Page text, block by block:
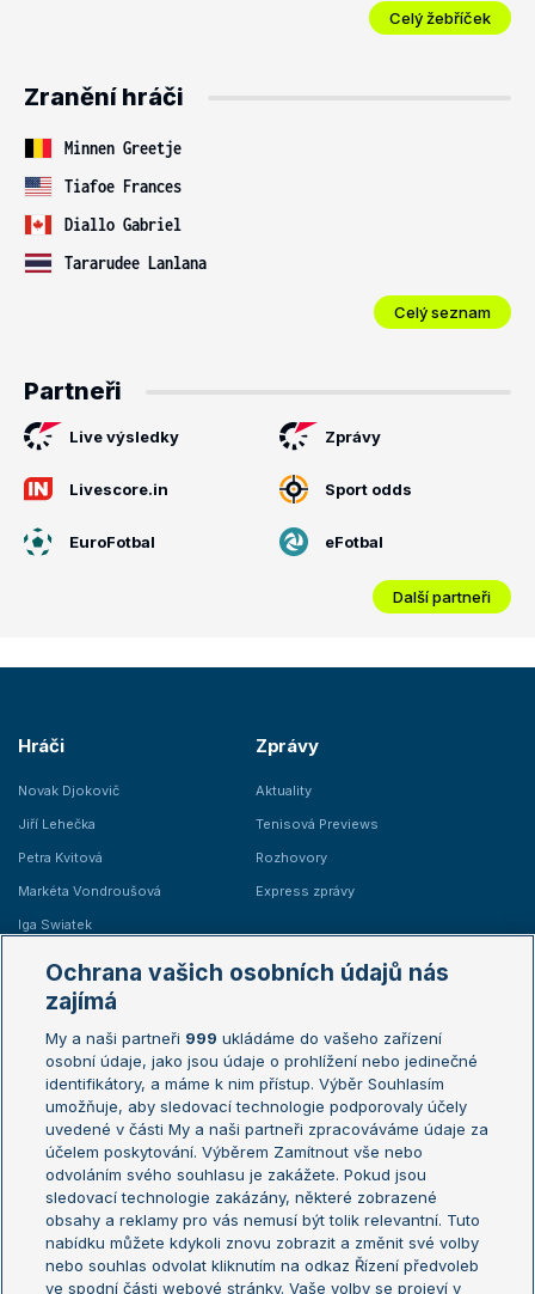
Celý žebříček
Zranění hráči
Minnen Greetje
Tiafoe Frances
Diallo Gabriel
Tararudee Lanlana
Celý seznam
Partneři
Live výsledky Zprávy
Livescore.in Sport odds
EuroFotbal eFotbal
Další partneři
Hráči
Novak Djokovič
Jiří Lehečka
Petra Kvitová
Markéta Vondroušová
Iga Swiatek
Zprávy
Aktuality
Tenisová Previews
Rozhovory
Express zprávy
Žebříčky
Žebříček ATP (muži)
Žebříček WTA (ženy)
Sázkařský žebříček
Australian Open
French Open
Wimbledon
US Open
Turnaj mistrů
Turnaj mistryň
Aktualní trendy
Fotbalové přestupy
Ochrana vašich osobních údajů nás
zajímá
My a naši partneři 999 ukládáme do vašeho zařízení
osobní údaje, jako jsou údaje o prohlížení nebo jedinečné
identifikátory, a máme k nim přístup. Výběr Souhlasím
umožňuje, aby sledovací technologie podporovaly účely
uvedené v části My a naši partneři zpracováváme údaje za
účelem poskytování. Výběrem Zamítnout vše nebo
odvoláním svého souhlasu je zakážete. Pokud jsou
sledovací technologie zakázány, některé zobrazené
obsahy a reklamy pro vás nemusí být tolik relevantní. Tuto
nabídku můžete kdykoli znovu zobrazit a změnit své volby
nebo souhlas odvolat kliknutím na odkaz Řízení předvoleb
ve spodní části webové stránky. Vaše volby se projeví v